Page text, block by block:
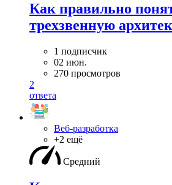
Как правильно
трехзвенную
1 подписчик
02 июн.
270 просмотров
2
ответа
Веб-разработка
+2 ещё
Средний